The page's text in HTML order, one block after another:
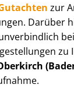
zur
Darüber
bei
zu